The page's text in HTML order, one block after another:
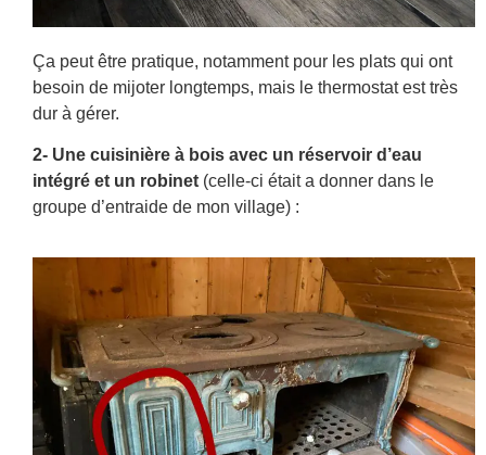
Ça peut être pratique, notamment pour les plats qui ont
besoin de mijoter longtemps, mais le thermostat est très
dur à gérer.
2- Une cuisinière à bois avec un réservoir d’eau
intégré et un robinet (celle-ci était a donner dans le
groupe d’entraide de mon village) :